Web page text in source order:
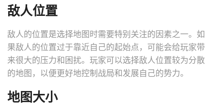
敌人位置
敌人的位置是选择地图时需要特别关注的因素之一。如
果敌人的位置过于靠近自己的起始点，可能会给玩家带
来很大的压力和困扰。玩家可以选择敌人位置较为分散
的地图，以便更好地控制战局和发展自己的势力。
地图大小